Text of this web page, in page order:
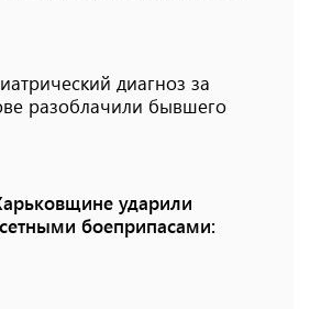
диагноз за
разоблачили бывшего
ударили
боеприпасами: